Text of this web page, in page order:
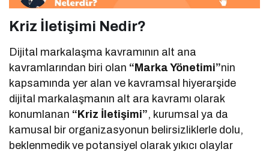
Kriz İletişimi Nedir?
Dijital markalaşma kavramının alt ana
kavramlarından biri olan “Marka Yönetimi”nin
kapsamında yer alan ve kavramsal hiyerarşide
dijital markalaşmanın alt ara kavramı olarak
konumlanan “Kriz İletişimi”, kurumsal ya da
kamusal bir organizasyonun belirsizliklerle dolu,
beklenmedik ve potansiyel olarak yıkıcı olaylar